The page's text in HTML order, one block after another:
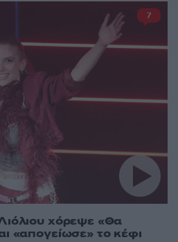
χόρεψε «Θα
«απογείωσε» το κέφι
7